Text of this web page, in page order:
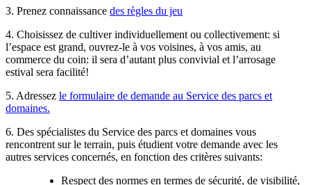
3. Prenez connaissance des règles du jeu
4. Choisissez de cultiver individuellement ou collectivement: si
l’espace est grand, ouvrez-le à vos voisines, à vos amis, au
commerce du coin: il sera d’autant plus convivial et l’arrosage
estival sera facilité!
5. Adressez le formulaire de demande au Service des parcs et
domaines.
6. Des spécialistes du Service des parcs et domaines vous
rencontrent sur le terrain, puis étudient votre demande avec les
autres services concernés, en fonction des critères suivants:
Respect des normes en termes de sécurité, de visibilité,